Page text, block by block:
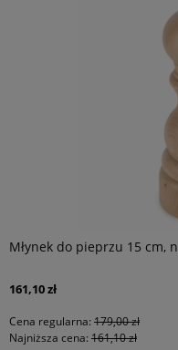
Młynek do pieprzu 15 cm,
161,10 zł
Cena regularna: 179,00 zł
Najniższa cena: 161,10 zł